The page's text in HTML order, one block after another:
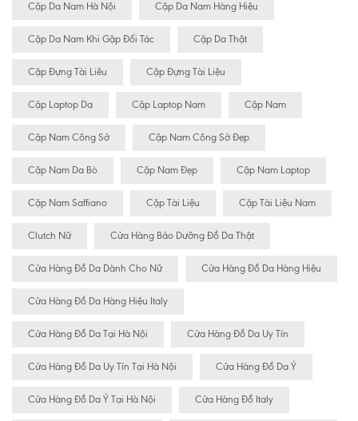
Cặp Da Nam Hà Nội Cặp Da Nam Hàng Hiệu
Cặp Da Nam Khi Gặp Đối Tác Cặp Da Thật
Cặp Đựng Tài Liêu Cặp Đựng Tài Liệu
Cặp Laptop Da Cặp Laptop Nam Cặp Nam
Cặp Nam Công Sở Cặp Nam Công Sở Đẹp
Cặp Nam Da Bò Cặp Nam Đẹp Cặp Nam Laptop
Cặp Nam Saffiano Cặp Tài Liệu Cặp Tài Liệu Nam
Clutch Nữ Cửa Hàng Bảo Dưỡng Đồ Da Thật
Cửa Hàng Đồ Da Dành Cho Nữ Cửa Hàng Đồ Da Hàng Hiệu
Cửa Hàng Đồ Da Hàng Hiệu Italy
Cửa Hàng Đồ Da Tại Hà Nội Cửa Hàng Đồ Da Uy Tín
Cửa Hàng Đồ Da Uy Tín Tại Hà Nội Cửa Hàng Đồ Da Ý
Cửa Hàng Đồ Da Ý Tại Hà Nội Cửa Hàng Đồ Italy